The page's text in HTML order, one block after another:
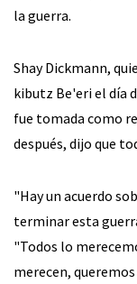
la guerra.
Shay Dickmann,
kibutz Be'eri el día
fue tomada como
después, dijo que
"Hay un acuerdo
terminar esta
"Todos lo
merecen,